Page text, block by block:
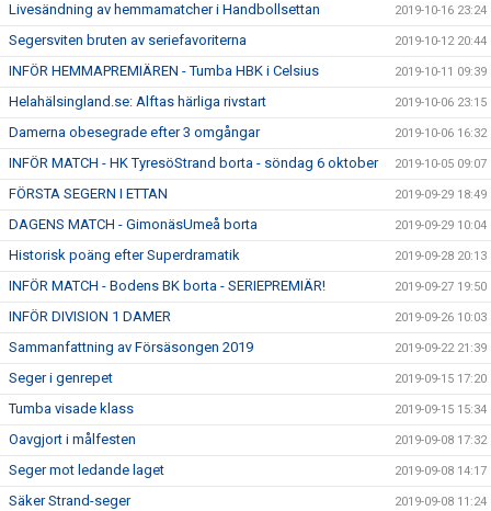
Livesändning av hemmamatcher i Handbollsettan 2019-10-16 23:24
Segersviten bruten av seriefavoriterna 2019-10-12 20:44
INFÖR HEMMAPREMIÄREN - Tumba HBK i Celsius 2019-10-11 09:39
Helahälsingland.se: Alftas härliga rivstart 2019-10-06 23:15
Damerna obesegrade efter 3 omgångar 2019-10-06 16:32
INFÖR MATCH - HK TyresöStrand borta - söndag 6 oktober 2019-10-05 09:07
FÖRSTA SEGERN I ETTAN 2019-09-29 18:49
DAGENS MATCH - GimonäsUmeå borta 2019-09-29 10:04
Historisk poäng efter Superdramatik 2019-09-28 20:13
INFÖR MATCH - Bodens BK borta - SERIEPREMIÄR! 2019-09-27 19:50
INFÖR DIVISION 1 DAMER 2019-09-26 10:03
Sammanfattning av Försäsongen 2019 2019-09-22 21:39
Seger i genrepet 2019-09-15 17:20
Tumba visade klass 2019-09-15 15:34
Oavgjort i målfesten 2019-09-08 17:32
Seger mot ledande laget 2019-09-08 14:17
Säker Strand-seger 2019-09-08 11:24